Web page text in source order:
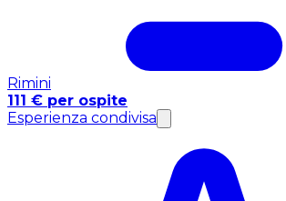
Rimini
111 € per ospite
Esperienza condivisa